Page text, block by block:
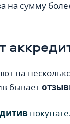
на сумму
на
бывает